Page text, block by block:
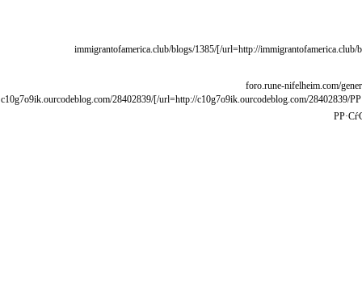
[url=http://immigrantofamerica.club/blogs/1385/Р§РёС‚Р°Р№С‚Рµ-РЅР°С€-РѕР±Р·РѕСЂ-РµСЃР»Рё-С‚СЂРµР±СѓРµС‚СЃСЏ-РєСѓРїРёС‚СЊ-РґРёРїР»РѕРј-РІ-СЃРµС‚Рё/]immigrantofamerica.club/blogs/1385/
[url=http://c10g7o9ik.ourcodeblog.com/28402839/РР·СѓС‡РёС‚Рµ-РЅР°С€-РѕР±Р·РѕСЂ-РІ-С‚РѕРј-СЃР»СѓС‡Р°Рµ-РµСЃР»Рё-РЅСѓР¶РЅРѕ-РєСѓРїРёС‚СЊ-РґРёРїР»РѕРј-РІ-СЃРµС‚Рё/]c10g7o9ik.ourcodeblog.com/28402839/